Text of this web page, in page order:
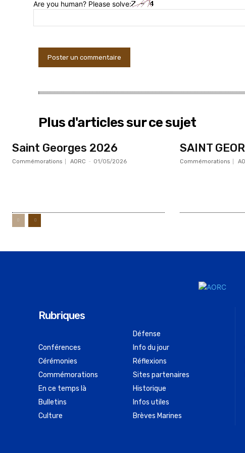
Are you human? Please solve:
Plus d'articles sur ce sujet
Saint Georges 2026
Commémorations AORC - 01/05/2026
SAINT
Commémorations
Rubriques
Conférences
Cérémonies
Commémorations
En ce temps là
Bulletins
Culture
Défense
Info du jour
Réflexions
Sites partenaires
Historique
Infos utiles
Brèves Marines